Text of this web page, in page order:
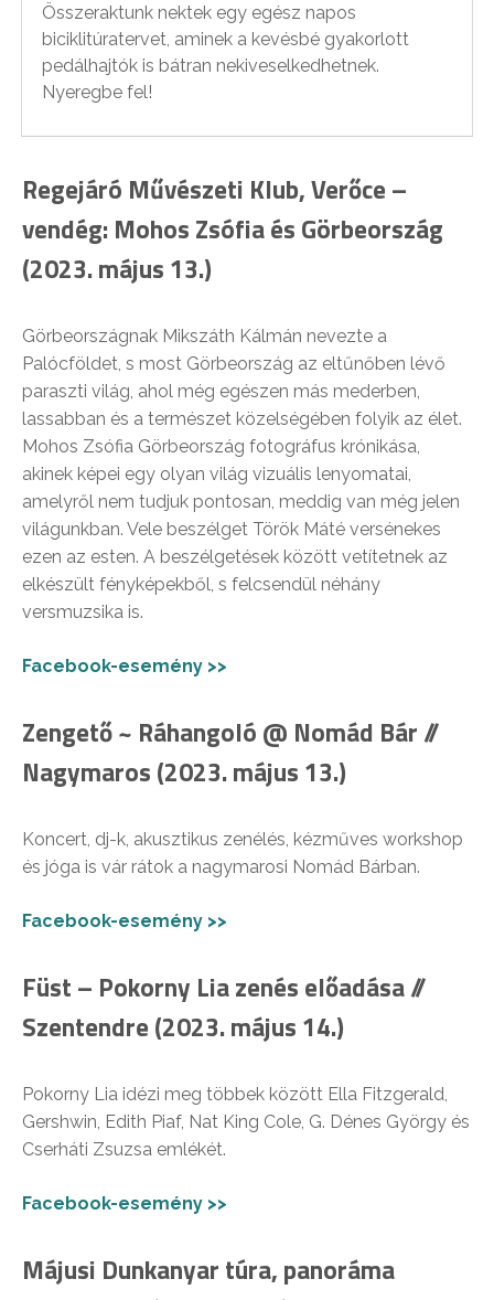
Összeraktunk nektek egy egész napos
biciklitúratervet, aminek a kevésbé gyakorlott
pedálhajtók is bátran nekiveselkedhetnek.
Nyeregbe fel!
Regejáró Művészeti Klub, Verőce –
vendég: Mohos Zsófia és Görbeország
(2023. május 13.)
Görbeországnak Mikszáth Kálmán nevezte a
Palócföldet, s most Görbeország az eltűnőben lévő
paraszti világ, ahol még egészen más mederben,
lassabban és a természet közelségében folyik az élet.
Mohos Zsófia Görbeország fotográfus krónikása,
akinek képei egy olyan világ vizuális lenyomatai,
amelyről nem tudjuk pontosan, meddig van még jelen
világunkban. Vele beszélget Török Máté versénekes
ezen az esten. A beszélgetések között vetítetnek az
elkészült fényképekből, s felcsendül néhány
versmuzsika is.
Facebook-esemény >>
Zengető ~ Ráhangoló @ Nomád Bár //
Nagymaros (2023. május 13.)
Koncert, dj-k, akusztikus zenélés, kézműves workshop
és jóga is vár rátok a nagymarosi Nomád Bárban.
Facebook-esemény >>
Füst – Pokorny Lia zenés előadása //
Szentendre (2023. május 14.)
Pokorny Lia idézi meg többek között Ella Fitzgerald,
Gershwin, Edith Piaf, Nat King Cole, G. Dénes György és
Cserháti Zsuzsa emlékét.
Facebook-esemény >>
Májusi Dunkanyar túra, panoráma